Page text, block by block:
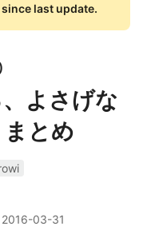
last update.
よさげな
とめ
2016-03-31